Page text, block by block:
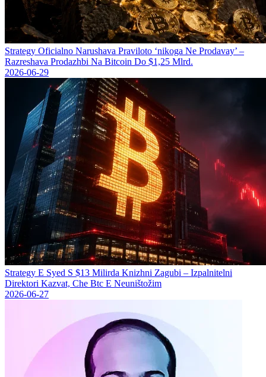
Strategy Oficіalno Narushava Praviloto ‘nikoga Ne Prodavay’ –
Razreshava Prodazhbi Na Bitcoin Do $1,25 Mlrd.
2026-06-29
Strategy Е Syed S $13 Milirda Knizhni Zagubi – Izpalnitelni
Direktori Kazvat, Che Btc E Neuništožim
2026-06-27